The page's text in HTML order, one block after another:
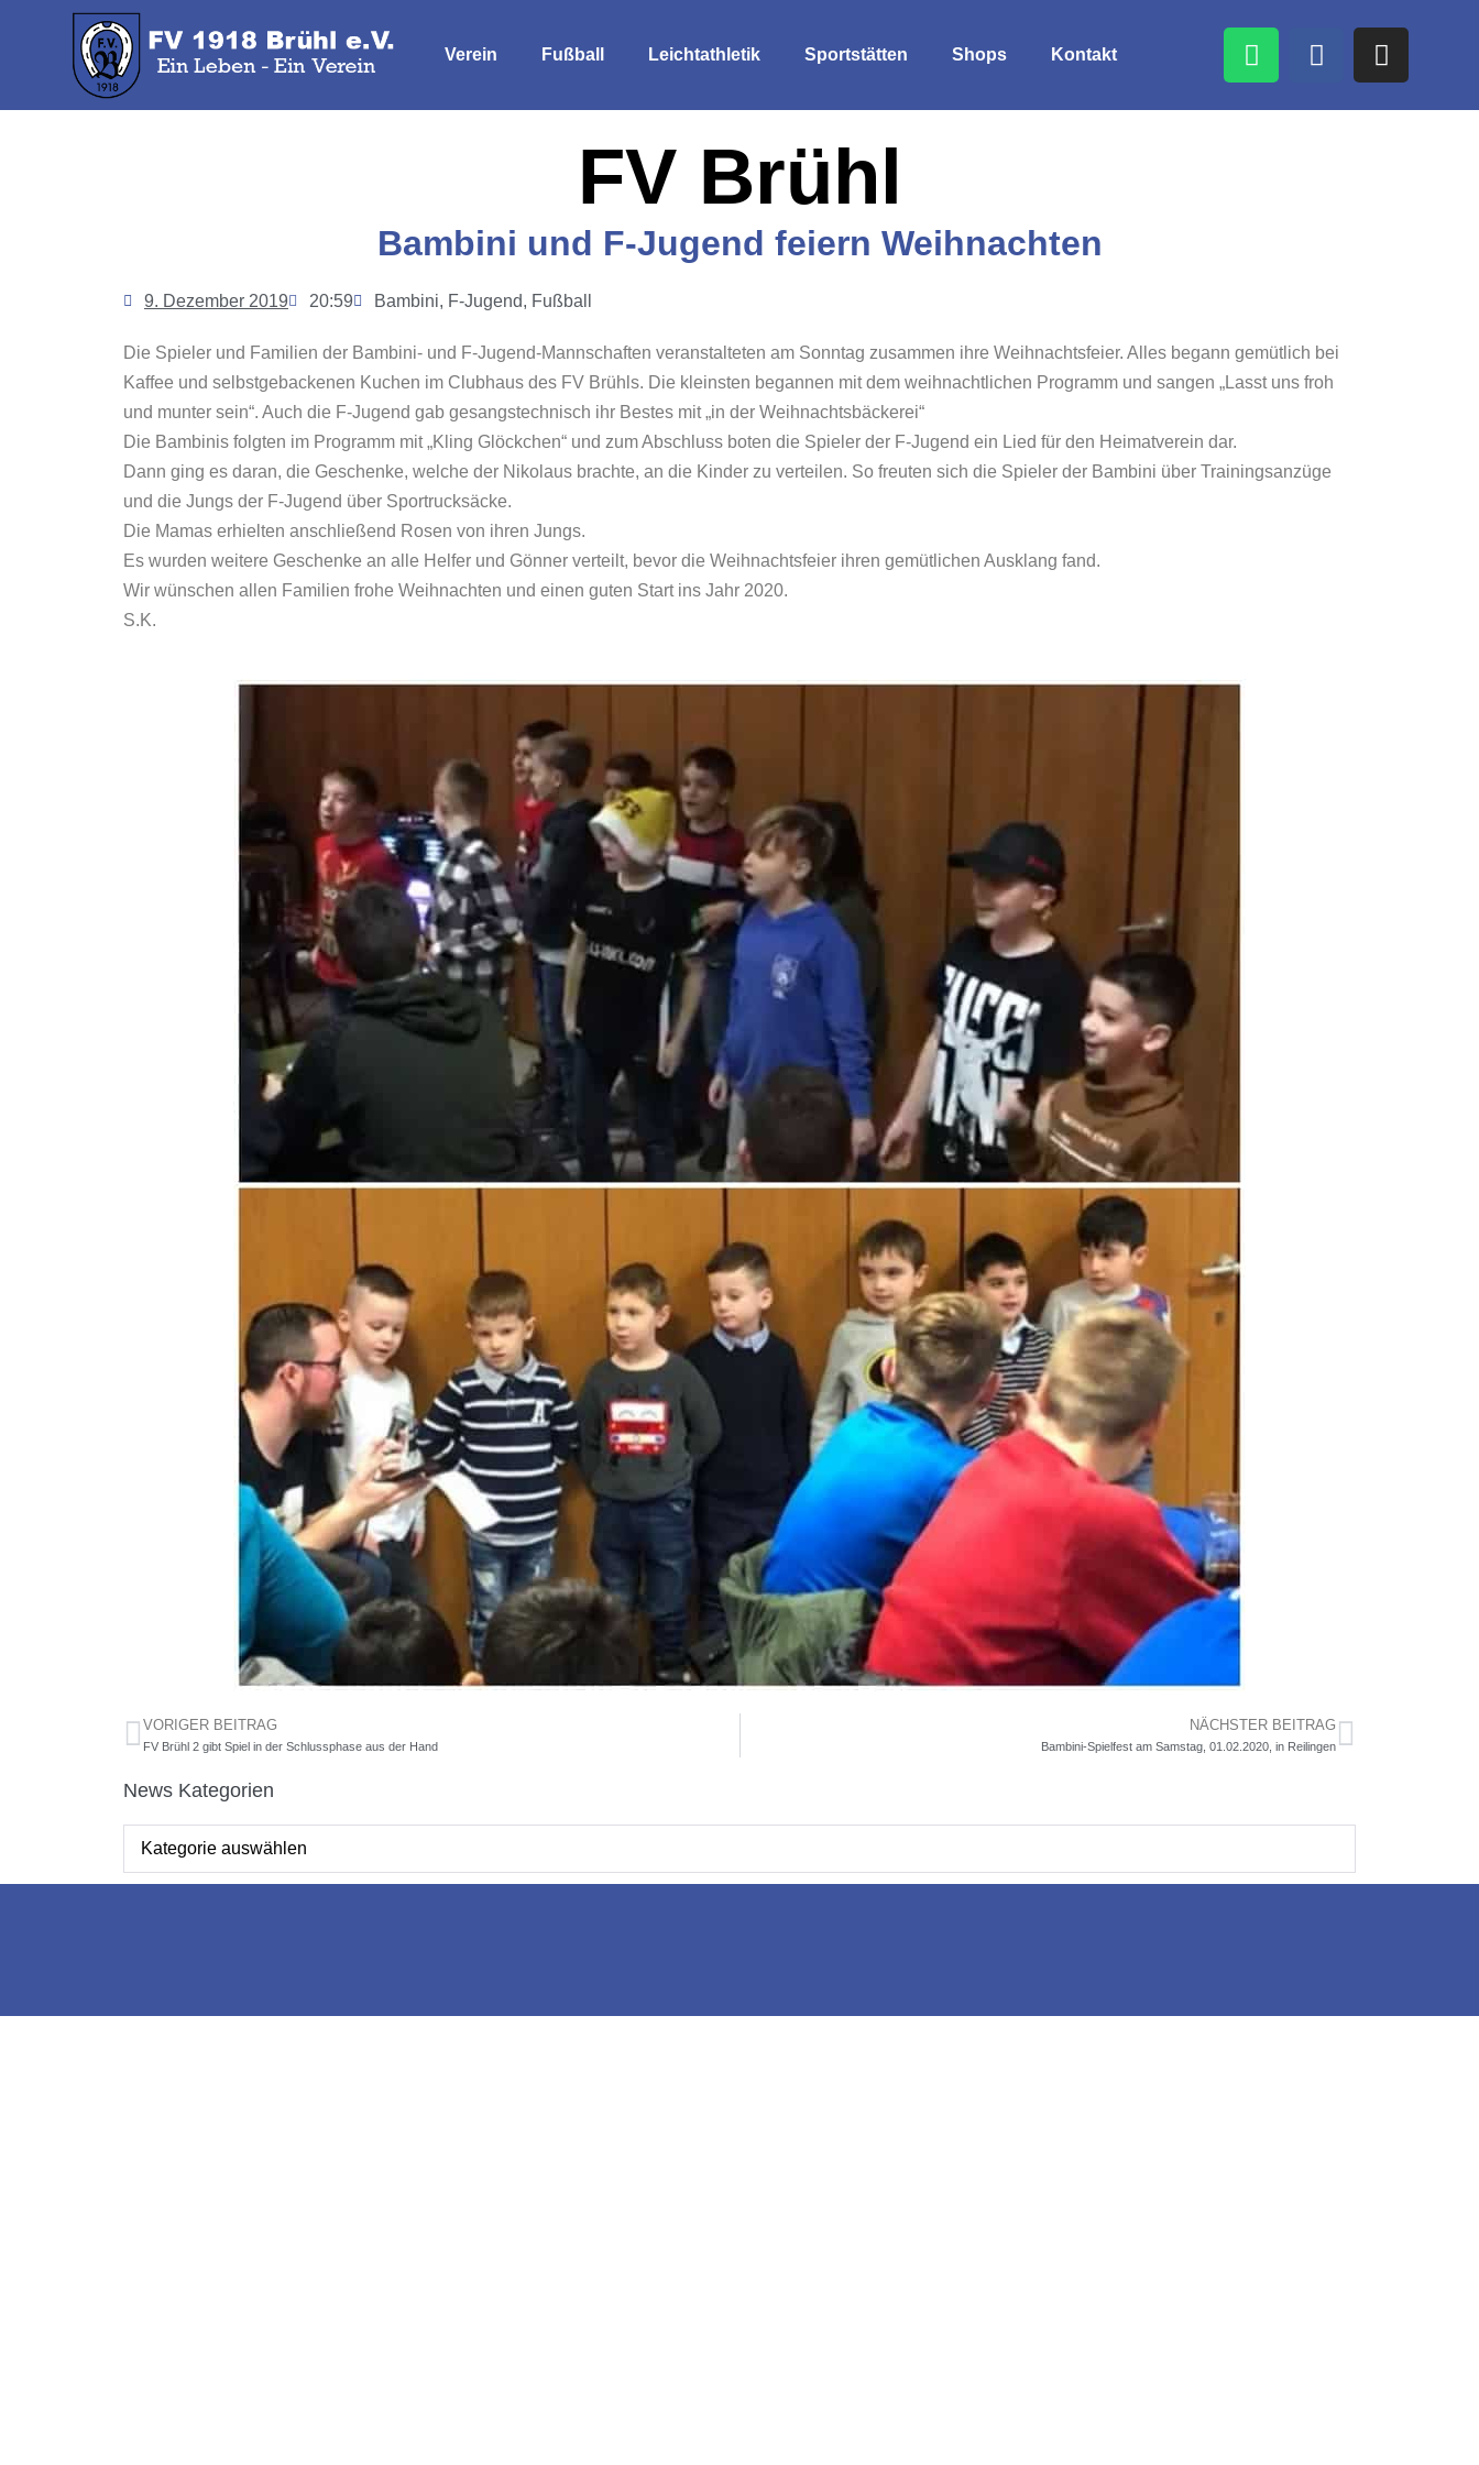
Verein Fußball Leichtathletik Sportstätten Shops Kontakt
FV Brühl
Bambini und F-Jugend feiern Weihnachten
9. Dezember 2019 20:59 Bambini, F-Jugend, Fußball
Die Spieler und Familien der Bambini- und F-Jugend-Mannschaften veranstalteten am Sonntag zusammen ihre Weihnachtsfeier. Alles begann gemütlich bei
Kaffee und selbstgebackenen Kuchen im Clubhaus des FV Brühls. Die kleinsten begannen mit dem weihnachtlichen Programm und sangen „Lasst uns froh
und munter sein“. Auch die F-Jugend gab gesangstechnisch ihr Bestes mit „in der Weihnachtsbäckerei“
Die Bambinis folgten im Programm mit „Kling Glöckchen“ und zum Abschluss boten die Spieler der F-Jugend ein Lied für den Heimatverein dar.
Dann ging es daran, die Geschenke, welche der Nikolaus brachte, an die Kinder zu verteilen. So freuten sich die Spieler der Bambini über Trainingsanzüge
und die Jungs der F-Jugend über Sportrucksäcke.
Die Mamas erhielten anschließend Rosen von ihren Jungs.
Es wurden weitere Geschenke an alle Helfer und Gönner verteilt, bevor die Weihnachtsfeier ihren gemütlichen Ausklang fand.
Wir wünschen allen Familien frohe Weihnachten und einen guten Start ins Jahr 2020.
S.K.
VORIGER BEITRAG
FV Brühl 2 gibt Spiel in der Schlussphase aus der Hand
NÄCHSTER BEITRAG
Bambini-Spielfest am Samstag, 01.02.2020, in Reilingen
News Kategorien